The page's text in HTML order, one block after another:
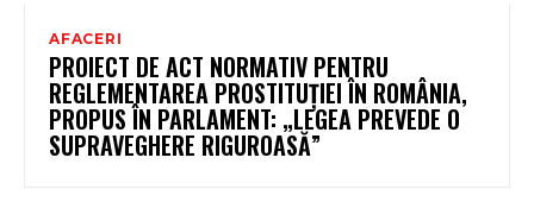
AFACERI
PROIECT DE ACT NORMATIV PENTRU
REGLEMENTAREA PROSTITUȚIEI ÎN ROMÂNIA,
PROPUS ÎN PARLAMENT: „LEGEA PREVEDE O
SUPRAVEGHERE RIGUROASĂ”